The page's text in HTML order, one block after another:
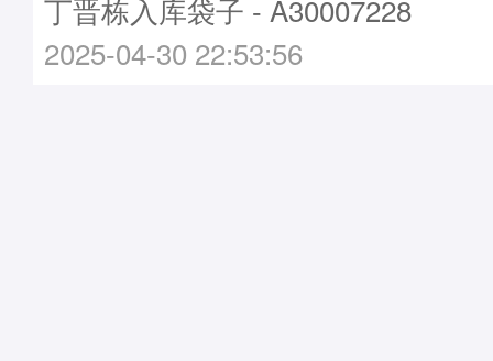
丁晋栋入库袋子 - A30007228
2025-04-30 22:53:56